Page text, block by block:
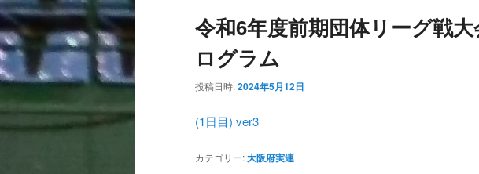
令和6年度前期団体リーグ戦
ログラム
投稿日時:2024年5月12日
(1日目) ver3
カテゴリー:大阪府実連